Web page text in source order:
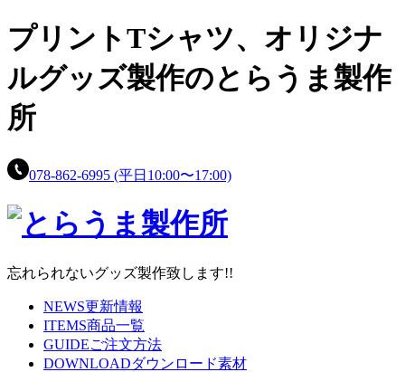
プリントTシャツ、 オリジナ
ルグッズ製作のとらうま製作
所
078-862-6995 (平日10:00〜17:00)
忘れられないグッズ製作致します!!
NEWS更新情報
ITEMS商品一覧
GUIDEご注文方法
DOWNLOADダウンロード素材